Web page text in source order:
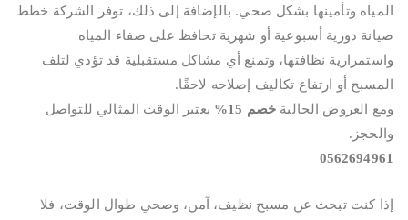
المياه وتأمينها بشكل صحي. بالإضافة إلى ذلك، توفر الشركة خطط
صيانة دورية أسبوعية أو شهرية تحافظ على صفاء المياه
واستمرارية نظافتها، وتمنع أي مشاكل مستقبلية قد تؤدي لتلف
المسبح أو ارتفاع تكاليف إصلاحه لاحقًا.
ومع العروض الحالية خصم 15%
يعتبر الوقت المثالي للتواصل
والحجز.
0562694961
إذا كنت تبحث عن مسبح نظيف، آمن، وصحي طوال الوقت، فلا